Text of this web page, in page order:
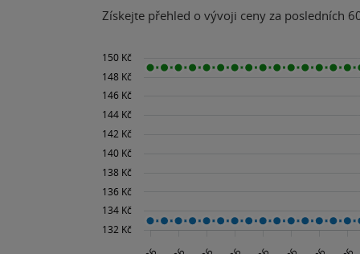
Získejte přehled o vývoji ceny za posledních